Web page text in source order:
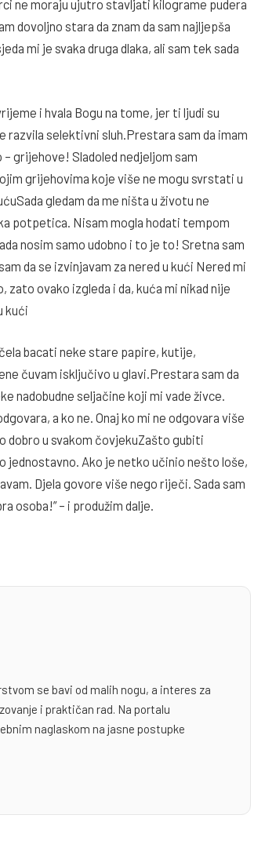
ne moraju ujutro stavljati kilograme pudera
dovoljno stara da znam da sam najljepša
mi je svaka druga dlaka, ali sam tek sada
i hvala Bogu na tome, jer ti ljudi su
razvila selektivni sluh.Prestara sam da imam
grijehove! Sladoled nedjeljom sam
grijehovima koje više ne mogu svrstati u
gledam da me ništa u životu ne
potpetica. Nisam mogla hodati tempom
nosim samo udobno i to je to! Sretna sam
da se izvinjavam za nered u kući Nered mi
ovako izgleda i da, kuća mi nikad nije
kući
bacati neke stare papire, kutije,
čuvam isključivo u glavi.Prestara sam da
nadobudne seljačine koji mi vade živce.
a ko ne. Onaj ko mi ne odgovara više
dobro u svakom čovjekuZašto gubiti
jednostavno. Ako je netko učinio nešto loše,
Djela govore više nego riječi. Sada sam
osoba!” – i produžim dalje.
se bavi od malih nogu, a interes za
i praktičan rad. Na portalu
naglaskom na jasne postupke